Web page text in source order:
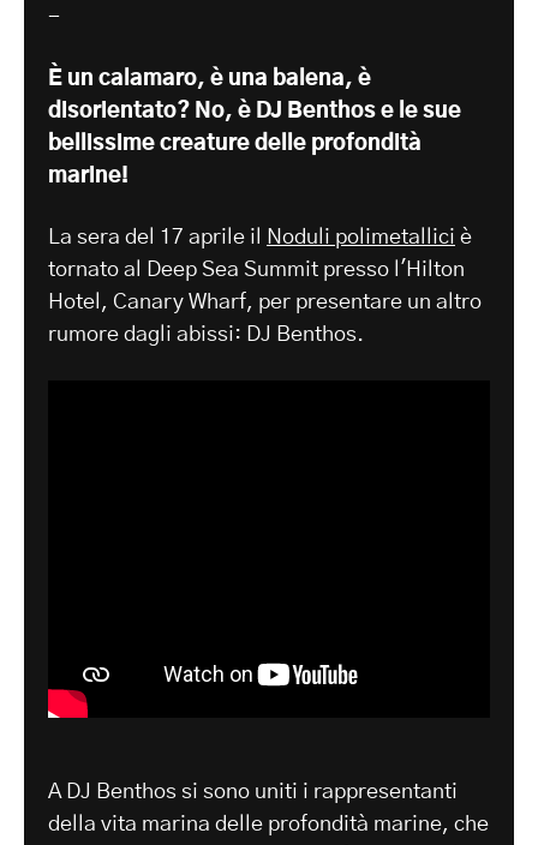
-
È un calamaro, è una balena, è
disorientato? No, è DJ Benthos e le sue
bellissime creature delle profondità
marine!
La sera del 17 aprile il Noduli polimetallici è
tornato al Deep Sea Summit presso l'Hilton
Hotel, Canary Wharf, per presentare un altro
rumore dagli abissi: DJ Benthos.
A DJ Benthos si sono uniti i rappresentanti
della vita marina delle profondità marine, che